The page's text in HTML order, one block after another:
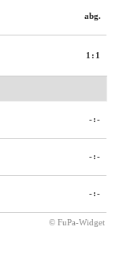
abg.
1:1
-:-
-:-
-:-
© FuPa-Widget